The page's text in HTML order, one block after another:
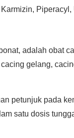
adalah obat
gelang,
petunjuk pada
satu dosis